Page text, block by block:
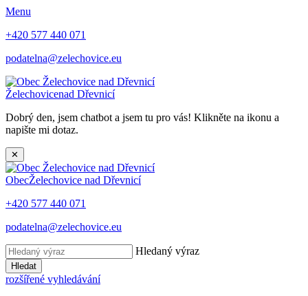
Menu
+420 577 440 071
podatelna@zelechovice.eu
Želechovicenad Dřevnicí
Dobrý den, jsem chatbot a jsem tu pro vás! Klikněte na ikonu a
napište mi dotaz.
✕
ObecŽelechovice nad Dřevnicí
+420 577 440 071
podatelna@zelechovice.eu
Hledaný výraz
Hledat
rozšířené vyhledávání